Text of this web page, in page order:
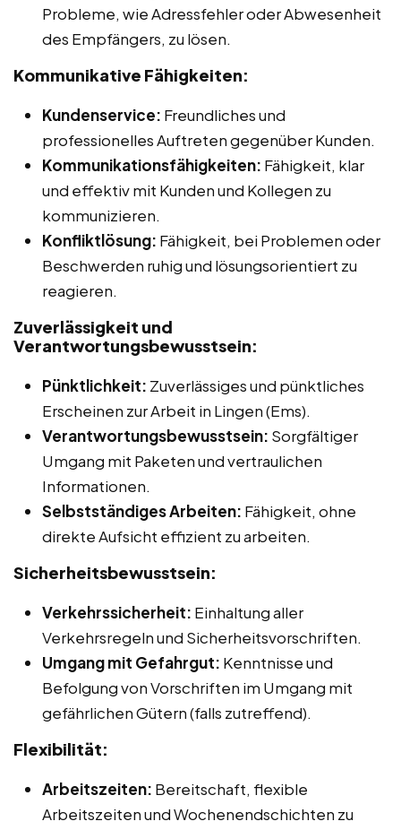
Probleme, wie Adressfehler oder Abwesenheit
des Empfängers, zu lösen.
Kommunikative Fähigkeiten:
Kundenservice: Freundliches und
professionelles Auftreten gegenüber Kunden.
Kommunikationsfähigkeiten: Fähigkeit, klar
und effektiv mit Kunden und Kollegen zu
kommunizieren.
Konfliktlösung: Fähigkeit, bei Problemen oder
Beschwerden ruhig und lösungsorientiert zu
reagieren.
Zuverlässigkeit und
Verantwortungsbewusstsein:
Pünktlichkeit: Zuverlässiges und pünktliches
Erscheinen zur Arbeit in Lingen (Ems).
Verantwortungsbewusstsein: Sorgfältiger
Umgang mit Paketen und vertraulichen
Informationen.
Selbstständiges Arbeiten: Fähigkeit, ohne
direkte Aufsicht effizient zu arbeiten.
Sicherheitsbewusstsein:
Verkehrssicherheit: Einhaltung aller
Verkehrsregeln und Sicherheitsvorschriften.
Umgang mit Gefahrgut: Kenntnisse und
Befolgung von Vorschriften im Umgang mit
gefährlichen Gütern (falls zutreffend).
Flexibilität:
Arbeitszeiten: Bereitschaft, flexible
Arbeitszeiten und Wochenendschichten zu